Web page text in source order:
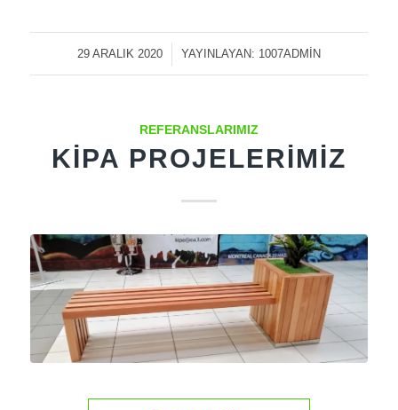
29 ARALIK 2020
/ YAYINLAYAN: 1007ADMIN
REFERANSLARIMIZ
KIPA PROJELERIMIZ